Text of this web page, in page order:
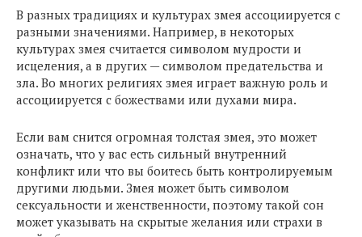
В разных традициях и культурах змея ассоциируется с
разными значениями. Например, в некоторых
культурах змея считается символом мудрости и
исцеления, а в других — символом предательства и
зла. Во многих религиях змея играет важную роль и
ассоциируется с божествами или духами мира.
Если вам снится огромная толстая змея, это может
означать, что у вас есть сильный внутренний
конфликт или что вы боитесь быть контролируемым
другими людьми. Змея может быть символом
сексуальности и женственности, поэтому такой сон
может указывать на скрытые желания или страхи в